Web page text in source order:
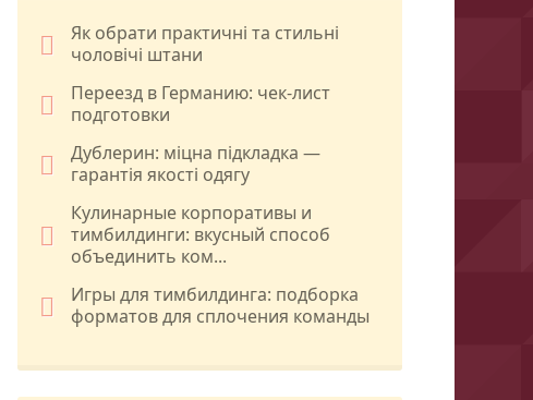
Як обрати практичні та стильні
чоловічі штани
Переезд в Германию: чек-лист
подготовки
Дублерин: міцна підкладка —
гарантія якості одягу
Кулинарные корпоративы и
тимбилдинги: вкусный способ
объединить ком...
Игры для тимбилдинга: подборка
форматов для сплочения команды